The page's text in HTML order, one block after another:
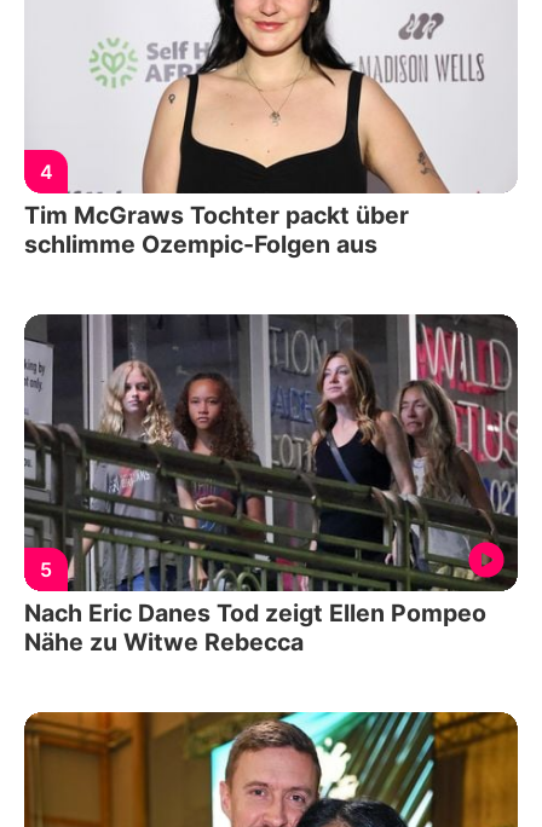
4
Tim McGraws Tochter packt über
schlimme Ozempic-Folgen aus
5
Nach Eric Danes Tod zeigt Ellen Pompeo
Nähe zu Witwe Rebecca